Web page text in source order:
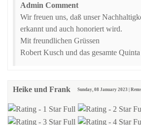
Admin Comment
Wir freuen uns, daß unser
erkannt und auch honoriert wird.
Mit freundlichen Grüssen
Robert Kusch und das gesamte
Heike und Frank Sunday, 08 January 2023 |